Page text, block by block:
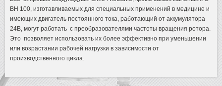
BH 100, изготавливаемых для специальных применений в медицине и
имеющих двигатель постоянного тока, работающий от аккумулятора
24В, могут работать с преобразователями частоты вращения ротора.
Это позволяет использовать их более эффективно при уменьшении
или возрастании рабочей нагрузки в зависимости от
производственного цикла.